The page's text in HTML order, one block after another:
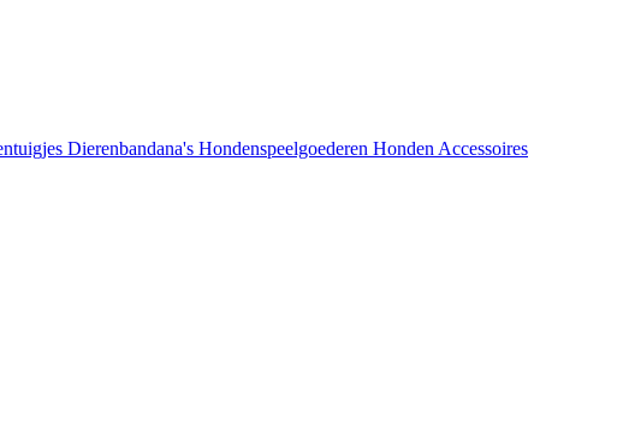
Dierenbandana's Hondenspeelgoederen Honden Accessoires